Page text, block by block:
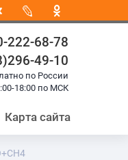
222-68-78
49-10
по России
18:00 по МСК
Карта сайта